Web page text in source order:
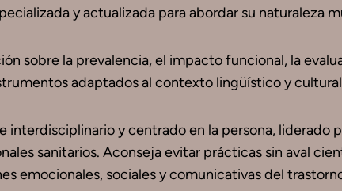
y actualizada para abordar su naturaleza
sobre la prevalencia, el impacto funcional, la
adaptados al contexto lingüístico y
interdisciplinario y centrado en la persona,
sanitarios. Aconseja evitar prácticas sin aval
emocionales, sociales y comunicativas del